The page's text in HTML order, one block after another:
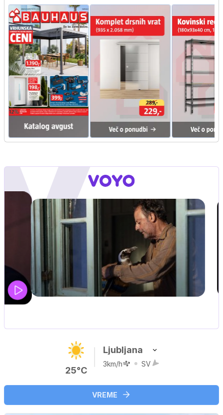
UEFA SUPERPOKAL
25°C
Ljubljana
3km/h SV
VREME